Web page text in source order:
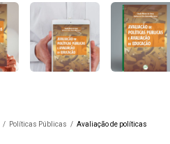
/ Políticas Públicas / Avaliação de políticas